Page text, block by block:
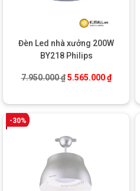
Đèn Led nhà xưởng 200W
BY218 Philips
7.950.000₫ Giá gốc là:
5.565.000₫Giá
-30%